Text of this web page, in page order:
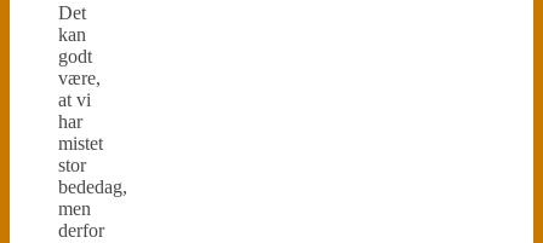
Det
kan
godt
være,
at vi
har
mistet
stor
bededag,
men
derfor